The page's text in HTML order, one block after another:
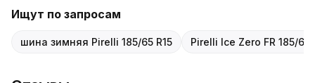
Ищут по запросам
шина зимняя Pirelli 185/65 R15 Pirelli Ice Zero FR 185/65